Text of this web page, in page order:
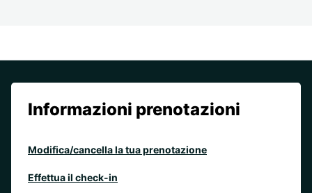
Informazioni prenotazioni
Modifica/cancella la tua prenotazione
Effettua il check-in